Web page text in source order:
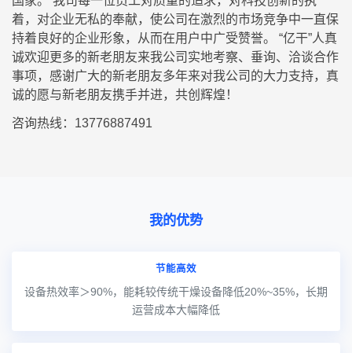
着，对企业无私的奉献，使公司在激烈的市场竞争中一直保
持着良好的企业形象，从而在用户中广受赞誉。 “亿干”人真
诚欢迎更多的新老朋友来我公司实地考察、垂询、洽谈合作
事项，感谢广大的新老朋友多年来对我公司的大力支持，真
诚的愿与新老朋友携手并进，共创辉煌！
咨询热线：13776887491
我的优势
节能高效
设备热效率＞90%，能耗较传统干燥设备降低20%~35%，长期
运营成本大幅降低